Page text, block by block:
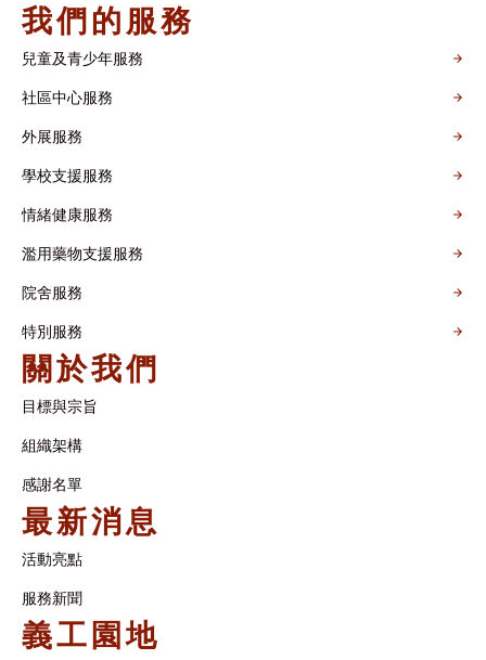
我們的服務
兒童及青少年服務
社區中心服務
外展服務
學校支援服務
情緒健康服務
濫用藥物支援服務
院舍服務
特別服務
關於我們
目標與宗旨
組織架構​
感謝名單​
最新消息
活動亮點
服務新聞
義工園地